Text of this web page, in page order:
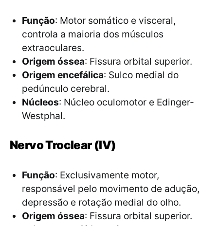
Função: Motor somático e visceral,
controla a maioria dos músculos
extraoculares.
Origem óssea: Fissura orbital superior.
Origem encefálica: Sulco medial do
pedúnculo cerebral.
Núcleos: Núcleo oculomotor e Edinger-
Westphal.
Nervo Troclear (IV)
Função: Exclusivamente motor,
responsável pelo movimento de adução,
depressão e rotação medial do olho.
Origem óssea: Fissura orbital superior.